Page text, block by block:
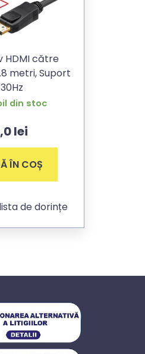
HDMI către
metri, Suport
din stoc
lei
ÎN COȘ
de dorințe